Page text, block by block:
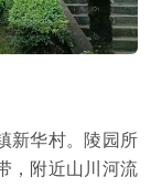
新华村。陵园所
，附近山川河流